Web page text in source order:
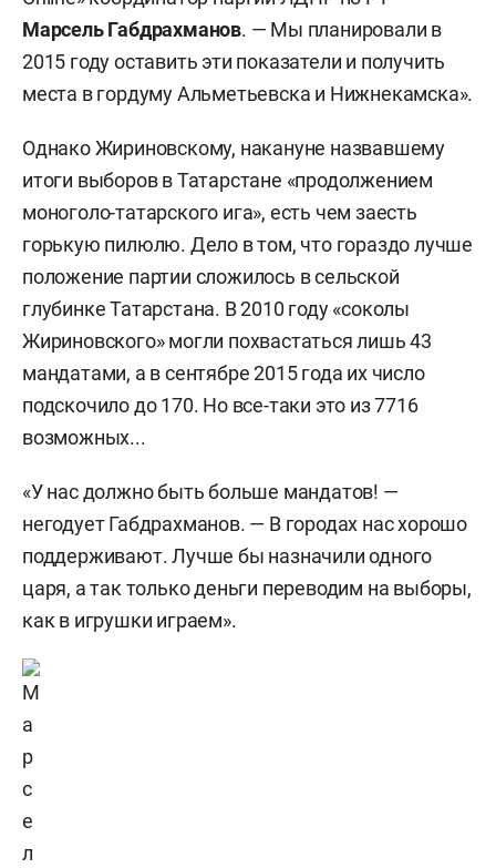
Марсель Габдрахманов. — Мы планировали в
2015 году оставить эти показатели и получить
места в гордуму Альметьевска и Нижнекамска».
Однако Жириновскому, накануне назвавшему
итоги выборов в Татарстане «продолжением
моноголо-татарского ига», есть чем заесть
горькую пилюлю. Дело в том, что гораздо лучше
положение партии сложилось в сельской
глубинке Татарстана. В 2010 году «соколы
Жириновского» могли похвастаться лишь 43
мандатами, а в сентябре 2015 года их число
подскочило до 170. Но все-таки это из 7716
возможных...
«У нас должно быть больше мандатов! —
негодует Габдрахманов. — В городах нас хорошо
поддерживают. Лучше бы назначили одного
царя, а так только деньги переводим на выборы,
как в игрушки играем».